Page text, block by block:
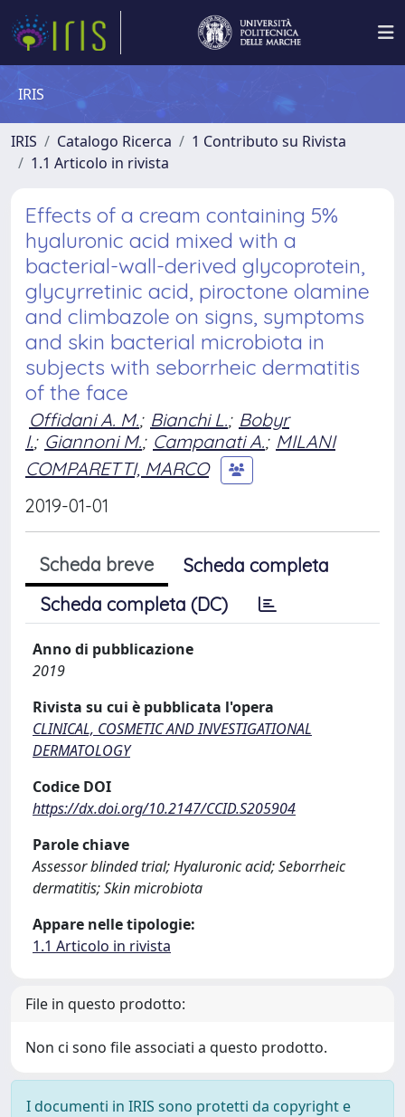
IRIS
IRIS Catalogo Ricerca
1 Contributo su Rivista
1.1 Articolo in rivista
Effects of a cream containing 5%
hyaluronic acid mixed with a
bacterial-wall-derived glycoprotein,
glycyrretinic acid, piroctone olamine
and climbazole on signs, symptoms
and skin bacterial microbiota in
subjects with seborrheic dermatitis
of the face
Offidani A. M.; Bianchi L.; Bobyr
I.; Giannoni M.; Campanati A.; MILANI
COMPARETTI, MARCO
2019-01-01
Scheda breve
Scheda completa
Scheda completa (DC)
Anno di pubblicazione
2019
Rivista su cui è pubblicata l'opera
CLINICAL, COSMETIC AND INVESTIGATIONAL
DERMATOLOGY
Codice DOI
https://dx.doi.org/10.2147/CCID.S205904
Parole chiave
Assessor blinded trial; Hyaluronic acid; Seborrheic
dermatitis; Skin microbiota
Appare nelle tipologie:
1.1 Articolo in rivista
File in questo prodotto:
Non ci sono file associati a questo prodotto.
I documenti in IRIS sono protetti da copyright e